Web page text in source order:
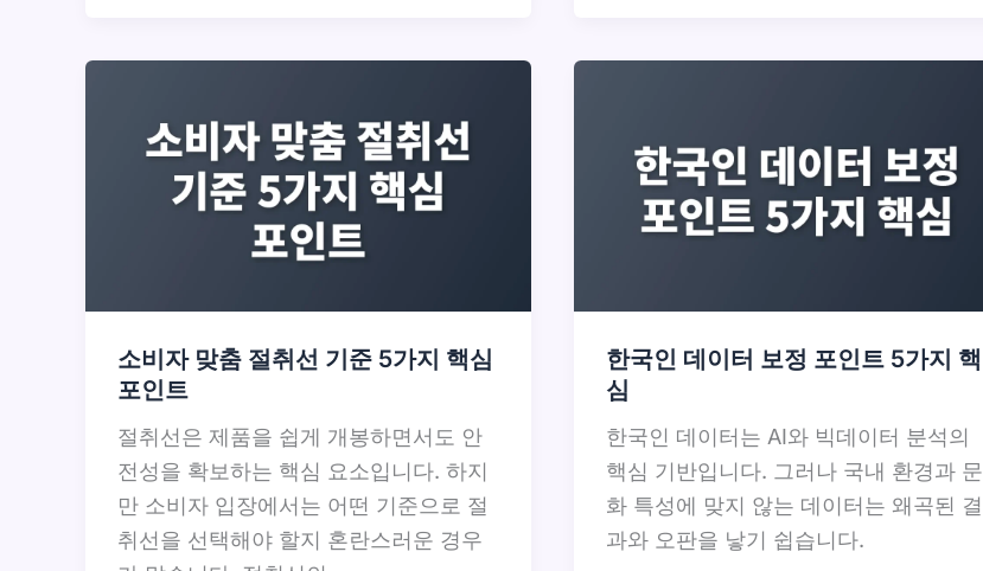
소비자 맞춤 절취선 기준 5가지 핵심
포인트
절취선은 제품을 쉽게 개봉하면서도 안
전성을 확보하는 핵심 요소입니다. 하지
만 소비자 입장에서는 어떤 기준으로 절
취선을 선택해야 할지 혼란스러운 경우
한국인 데이터 보정 포인트 5가지 핵
심
한국인 데이터는 AI와 빅데이터 분석의
핵심 기반입니다. 그러나 국내 환경과 문
화 특성에 맞지 않는 데이터는 왜곡된 결
과와 오판을 낳기 쉽습니다.